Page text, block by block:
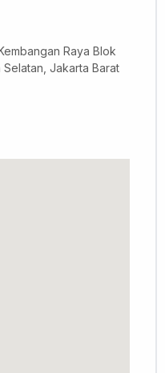
Raya Blok
Jakarta Barat